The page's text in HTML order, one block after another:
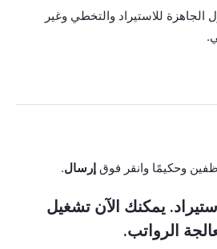
للاستيراد والتخطي وغير
وحكيمًا وانقر فوق إرسال.
يمكنك الآن تشغيل
الرواتب.